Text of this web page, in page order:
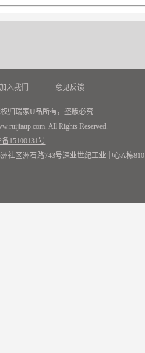
加入我们 意见反馈
归瑞家U品所有，盗版必究
All Rights Reserved.
备15100131号
社区洲石路743号深业世纪工业中心A栋810